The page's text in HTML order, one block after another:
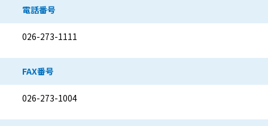
電話番号
026-273-1111
FAX番号
026-273-1004